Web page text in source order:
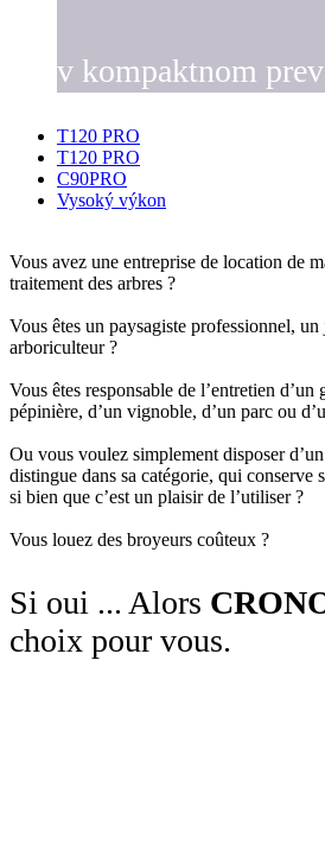
v kompaktnom
T120 PRO
T120 PRO
C90PRO
Vysoký výkon
Vous avez une entreprise de location de
traitement des arbres ?
Vous êtes un paysagiste professionnel,
arboriculteur ?
Vous êtes responsable de l’entretien d’un
pépinière, d’un vignoble, d’un parc ou
Ou vous voulez simplement disposer
distingue dans sa catégorie, qui conserve
si bien que c’est un plaisir de l’utiliser ?
Vous louez des broyeurs coûteux ?
Si oui ... Alors
choix pour vous.